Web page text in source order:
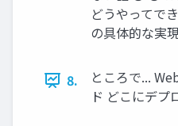
どうやってで
の具体的な実
8.
ところで...
ド どこにデプ